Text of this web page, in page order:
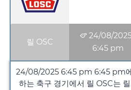
릴 OSC
24/08/
6:45 pm
24/08/2025 6:45 pm 6:45 pm
하는 축구 경기에서 릴 OSC는